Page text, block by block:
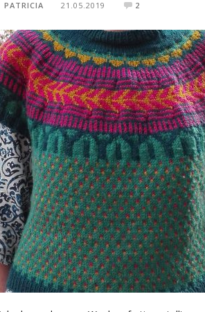
PATRICIA 21.05.2019 2